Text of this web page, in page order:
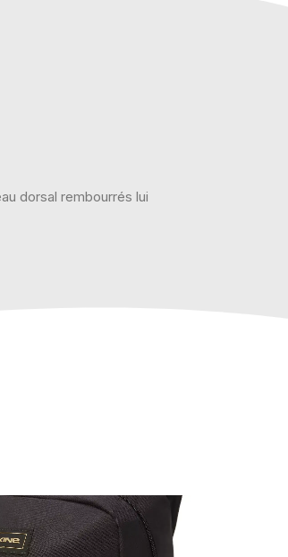
dorsal rembourrés lui